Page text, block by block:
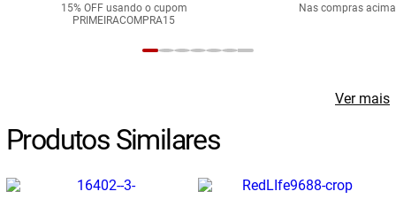
15% OFF usando o cupom
PRIMEIRACOMPRA15
Nas compras
Produtos Similares
Ver mais